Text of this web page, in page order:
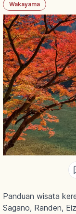
Wakayama
Panduan wisata
Sagano, Randen,